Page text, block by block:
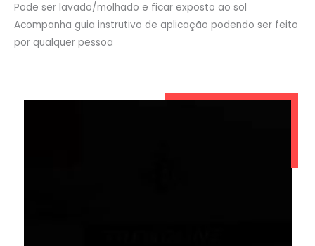
Pode ser lavado/molhado e ficar exposto ao sol
Acompanha guia instrutivo de aplicação podendo ser feito
por qualquer pessoa